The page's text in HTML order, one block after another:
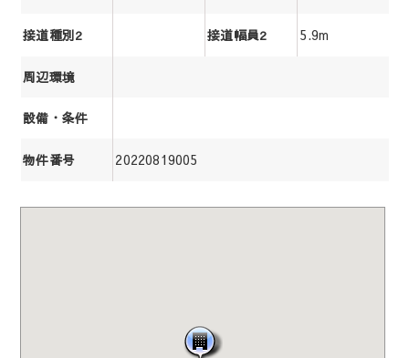
接道種別2 接道幅員2 5.9m
周辺環境
設備・条件
物件番号 20220819005